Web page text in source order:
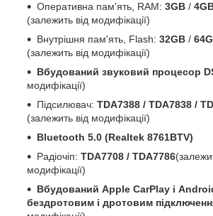
Оперативна пам'ять, RAM: 3GB /
(залежить від модифікації)
Внутрішня пам'ять, Flash: 32GB /
(залежить від модифікації)
Вбудований звуковий процесор
модифікації)
Підсилювач: TDA7388 / TDA7838 /
(залежить від модифікації)
Bluetooth 5.0 (Realtek 8761BTV)
Радіочіп: TDA7708 / TDA7786
модифікації)
Вбудований Apple CarPlay і
бездротовим і дротовим